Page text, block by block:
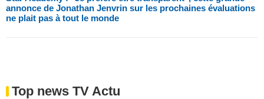
annonce de Jonathan Jenvrin sur les prochaines évaluations
ne plait pas à tout le monde
Top news TV Actu